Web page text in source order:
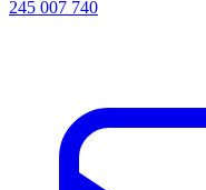
245 007 740